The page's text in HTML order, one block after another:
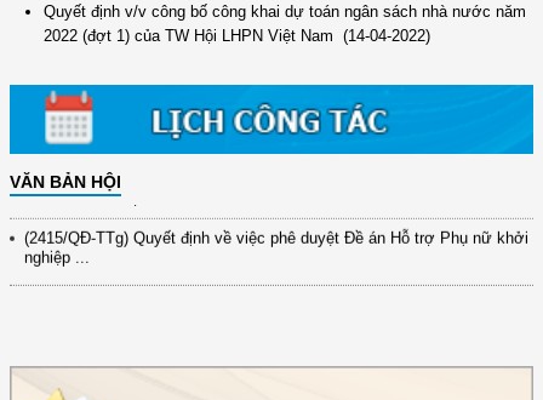
Quyết định v/v công bố công khai dự toán ngân sách nhà nước năm
2022 (đợt 1) của TW Hội LHPN Việt Nam (14-04-2022)
VĂN BẢN HỘI
đổi mới ...
(898/KH/ĐCT) Kế hoạch thực hiện Quyết định số 2415/QĐ-TTg ngày
(417/QĐ-BNNMT) Quyết định phê duyệt Chương trình mục tiêu quốc gia
xây dựng ...
(891/KH-ĐCT) Kế hoạch thực hiện Nghị quyết số 72-NQ/TW ngày
9/9/2025 của Bộ ...
(2415/QĐ-TTg) Quyết định về việc phê duyệt Đề án Hỗ trợ Phụ nữ khởi
nghiệp ...